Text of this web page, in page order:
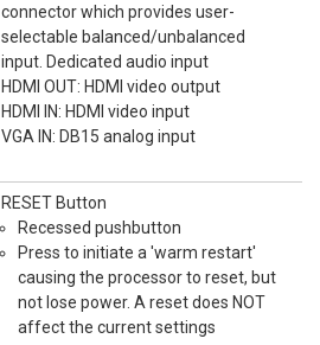
connector which provides user-
selectable balanced/unbalanced
input. Dedicated audio input
HDMI OUT: HDMI video output
HDMI IN: HDMI video input
VGA IN: DB15 analog input
RESET Button
Recessed pushbutton
Press to initiate a 'warm restart'
causing the processor to reset, but
not lose power. A reset does NOT
affect the current settings